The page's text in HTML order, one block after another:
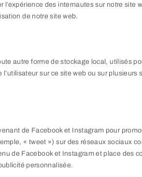
des internautes sur notre site
de notre site web.
autre forme de stockage local, utilisés
sur ce site web ou sur plusieurs
de Facebook et Instagram pour
« tweet ») sur des réseaux sociaux
de Facebook et Instagram et place des
personnalisée.